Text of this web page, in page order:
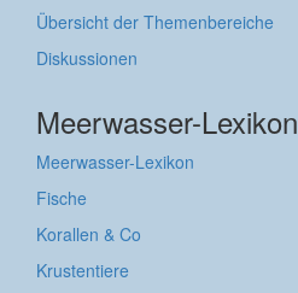
Übersicht der Themenbereiche
Diskussionen
Meerwasser-Lexikon
Meerwasser-Lexikon
Fische
Korallen & Co
Krustentiere